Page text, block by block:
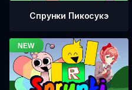
Спрунки Пикосукэ